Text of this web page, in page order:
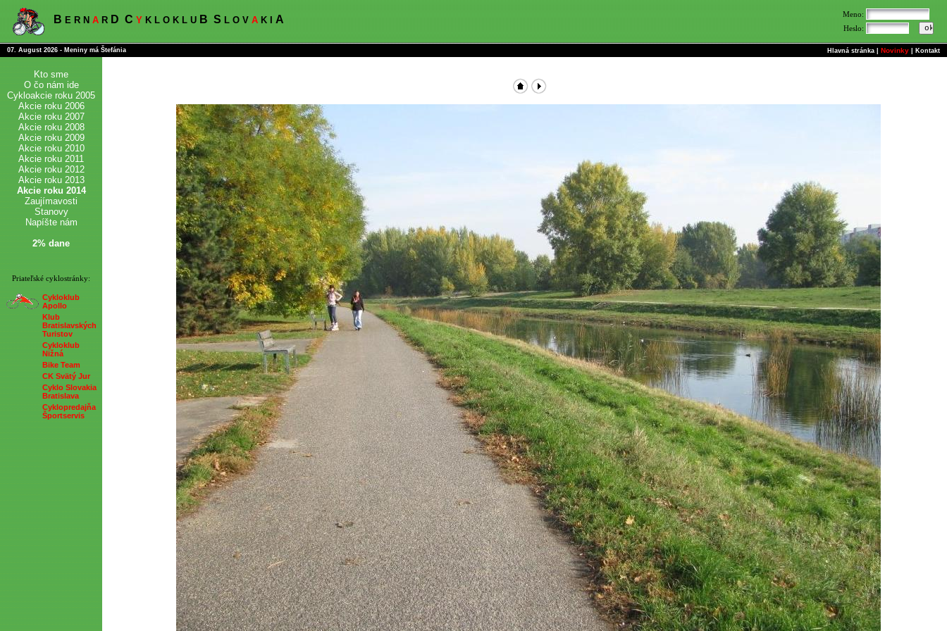
B E R N A R D C Y K L O K L U B S L O V A K I A
Meno:
Heslo:
07. August 2026 - Meniny má Štefánia Hlavná stránka Novinky Kontakt
Kto sme
O čo nám ide
Cykloakcie roku 2005
Akcie roku 2006
Akcie roku 2007
Akcie roku 2008
Akcie roku 2009
Akcie roku 2010
Akcie roku 2011
Akcie roku 2012
Akcie roku 2013
Akcie roku 2014
Zaujímavosti
Stanovy
Napíšte nám
2% dane
Priateľské cyklostránky:
Cykloklub
Apollo
Klub
Bratislavských
Turistov
Cykloklub
Nižná
Bike Team
CK Svätý Jur
Cyklo Slovakia
Bratislava
Cyklopredajňa
Športservis